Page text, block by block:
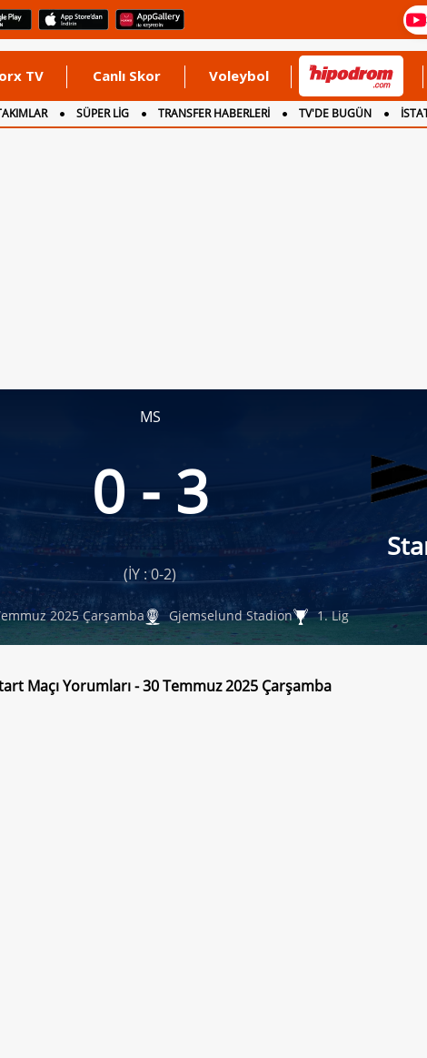
TV Canlı Skor Voleybol
SÜPER LİG TRANSFER HABERLERİ TV'DE BUGÜN
MS
0 - 3
(İY : 0-2)
2025 Çarşamba Gjemselund Stadion 1. Lig
Maçı Yorumları - 30 Temmuz 2025 Çarşamba